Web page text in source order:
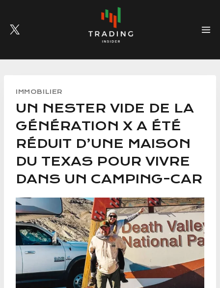
content
IMMOBILIER
UN NESTER VIDE DE LA
GÉNÉRATION X A ÉTÉ
RÉDUIT D’UNE MAISON
DU TEXAS POUR VIVRE
DANS UN CAMPING-CAR